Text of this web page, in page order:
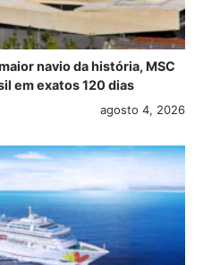
navio da história, MSC
em exatos 120 dias
agosto 4, 2026